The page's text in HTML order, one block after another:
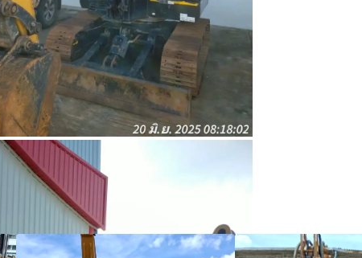
Posizione
momento dell'inserimento e sono soggette a modifiche. Si prega di
lettura aggiornata.